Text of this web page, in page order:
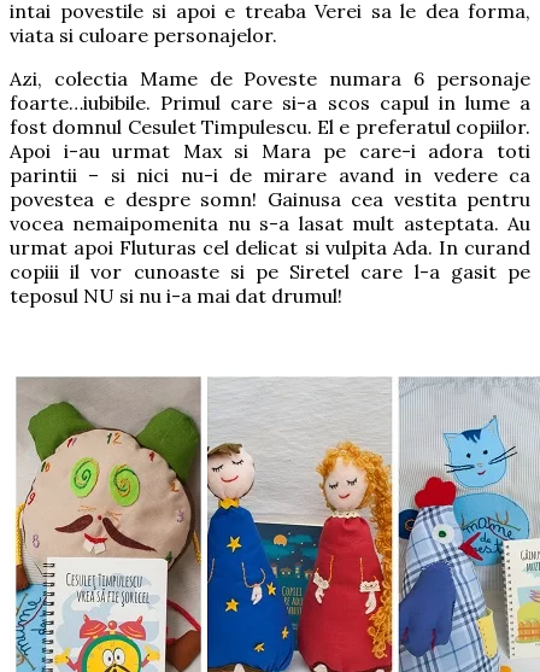
intai povestile si apoi e treaba Verei sa le dea forma,
viata si culoare personajelor.
Azi, colectia Mame de Poveste numara 6 personaje
foarte…iubibile. Primul care si-a scos capul in lume a
fost domnul Cesulet Timpulescu. El e preferatul copiilor.
Apoi i-au urmat Max si Mara pe care-i adora toti
parintii – si nici nu-i de mirare avand in vedere ca
povestea e despre somn! Gainusa cea vestita pentru
vocea nemaipomenita nu s-a lasat mult asteptata. Au
urmat apoi Fluturas cel delicat si vulpita Ada. In curand
copiii il vor cunoaste si pe Siretel care l-a gasit pe
teposul NU si nu i-a mai dat drumul!